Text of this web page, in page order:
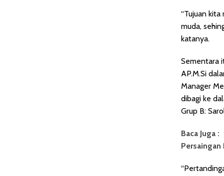
“Tujuan
muda,
katanya.
Sementara
AP.M.Si
Manager
dibagi ke
Grup B:
Baca Juga :
Persaingan